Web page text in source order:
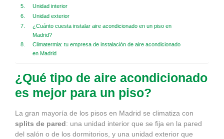
Unidad interior
Unidad exterior
¿Cuánto cuesta instalar aire acondicionado en un piso en
Madrid?
Climatermia: tu empresa de instalación de aire acondicionado
en Madrid
¿Qué tipo de aire acondicionado
es mejor para un piso?
La gran mayoría de los pisos en Madrid se climatiza con
splits de pared: una unidad interior que se fija en la pared
del salón o de los dormitorios, y una unidad exterior que